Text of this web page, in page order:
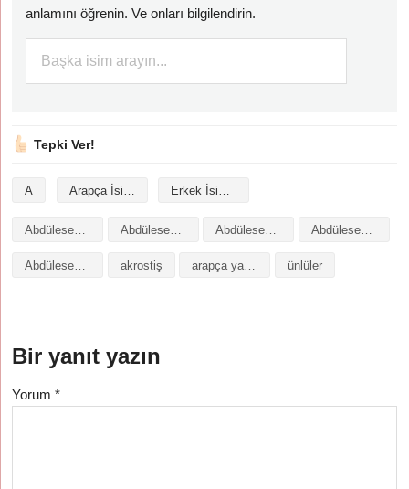
anlamını öğrenin. Ve onları bilgilendirin.
Tepki Ver!
A Arapça İsimler Erkek İsimleri
Abdülesed isminin anlamı Abdülesed isminin kökeni
Abdülesed isminin numerolojisi akrostiş arapça yazılışı ünlüler
Bir yanıt yazın
Yorum*